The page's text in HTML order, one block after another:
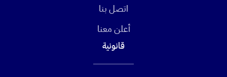
اتصل بنا
أعلن معنا
قانونية